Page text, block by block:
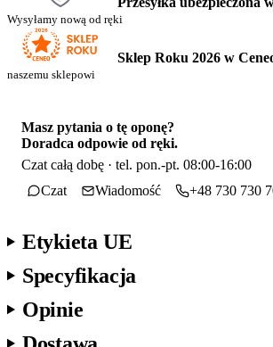
Wysyłamy nową od ręki
Sklep Roku 2026 w
naszemu sklepowi
Masz pytania o tę oponę?
Doradca odpowie od ręki.
Czat całą dobę · tel. pon.-pt. 08:00-16:00
Czat
Wiadomość +48 730 730
Etykieta UE
Specyfikacja
Opinie